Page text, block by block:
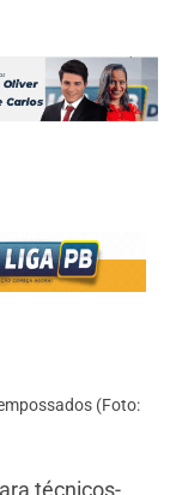
(Foto:
técnicos-